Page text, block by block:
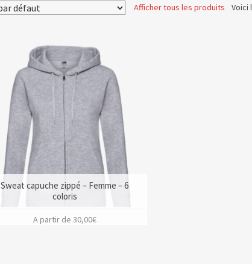
Afficher tous les produits Voici
Sweat capuche zippé – Femme – 6
coloris
A partir de 30,00€